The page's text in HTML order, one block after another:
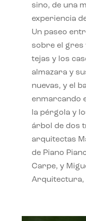
sino, de una
experiencia
Un paseo
sobre el gres
tejas y los
almazara y
nuevas, y el
enmarcando
la pérgola y
árbol de dos
arquitectas
de Piano
Carpe, y
Arquitectura,